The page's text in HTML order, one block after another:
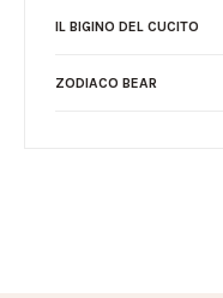
IL BIGINO DEL CUCITO
ZODIACO BEAR